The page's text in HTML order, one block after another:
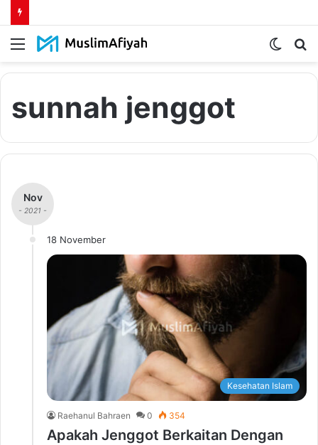
Menu
Switch
sunnah jenggot
Nov
- 2021 -
18 November
Kesehatan Islam
Raehanul Bahraen 0 354
Apakah Jenggot Berkaitan Dengan